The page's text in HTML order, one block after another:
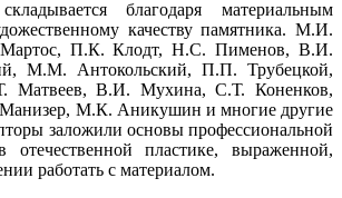
благодаря материальным
качеству памятника. М.И.
П.К. Клодт, Н.С. Пименов, В.И.
М.М. Антокольский, П.П. Трубецкой,
Матвеев, В.И. Мухина, С.Т. Коненков,
М.К. Аникушин и многие другие
заложили основы профессиональной
отечественной пластике, выраженной,
работать с материалом.